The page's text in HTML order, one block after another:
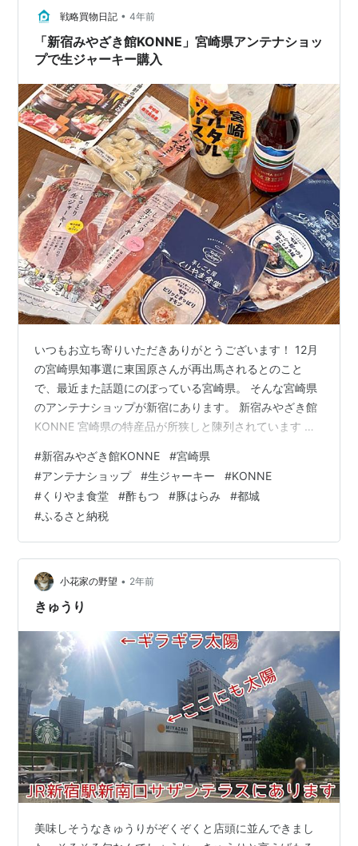
戦略買物日記 • 4年前
「新宿みやざき館KONNE」宮崎県アンテナショッ
プで生ジャーキー購入
いつもお立ち寄りいただきありがとうございます！ 12月
の宮崎県知事選に東国原さんが再出馬されるとのこと
で、最近また話題にのぼっている宮崎県。 そんな宮崎県
のアンテナショップが新宿にあります。 新宿みやざき館
KONNE 宮崎県の特産品が所狭しと陳列されています 焼
びそうなモノを発見 しっとり生ジャーキー 酢モツと豚ハ
ラミ 冷凍の生ジャーキーを解凍して 早速、いただきまし
た 本当にしっとり 高級な生ハムのような感じ 【お試し
1p】おさつポークのしっとり生ジャーキー(柚子こしょう
＆白ワイン)60g国産 豚肉 干し肉 ジャーキー おつまみ 酒
の肴 家…
#新宿みやざき館KONNE #宮崎県
#アンテナショップ #生ジャーキー #KONNE
#くりやま食堂 #酢もつ #豚はらみ #都城
#ふるさと納税
小花家の野望 • 2年前
きゅうり
美味しそうなきゅうりがぞくぞくと店頭に並んできまし